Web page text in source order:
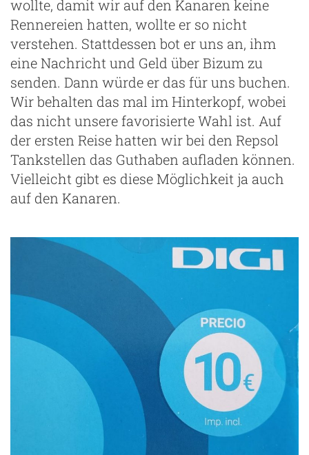
wollte, damit wir auf den Kanaren keine
Rennereien hatten, wollte er so nicht
verstehen. Stattdessen bot er uns an, ihm
eine Nachricht und Geld über Bizum zu
senden. Dann würde er das für uns buchen.
Wir behalten das mal im Hinterkopf, wobei
das nicht unsere favorisierte Wahl ist. Auf
der ersten Reise hatten wir bei den Repsol
Tankstellen das Guthaben aufladen können.
Vielleicht gibt es diese Möglichkeit ja auch
auf den Kanaren.